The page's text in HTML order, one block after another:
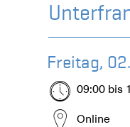
Freitag,
09:00 bis
Online